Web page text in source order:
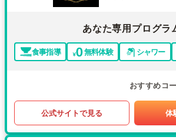
あなた専用プログラ
食事指導 無料体験 シャワー
おすすめコ
公式サイトで見る 体